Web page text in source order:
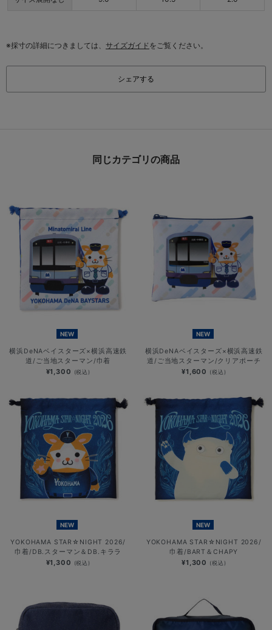
※採寸の詳細につきましては、 サイズガイドをご覧ください。
シェアする
同じカテゴリの商品
NEW
横浜DeNAベイスターズ×横浜高速鉄
道/ご当地スターマン/巾着
¥1,300 (税込)
NEW
横浜DeNAベイスターズ×横浜高速鉄
道/ご当地スターマン/クリアポーチ
¥1,600 (税込)
NEW
YOKOHAMA STAR☆NIGHT 2026/
巾着/DB.スターマン＆DB.キララ
¥1,300 (税込)
NEW
YOKOHAMA STAR☆NIGHT 2026/
巾着/BART＆CHAPY
¥1,300 (税込)